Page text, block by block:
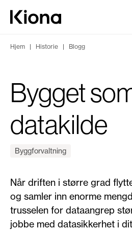
Hopp til innhold
Gå til forsiden
Hjem | Historie | Blogg
Bygget
datakilde
Byggforvaltning
Når driften i større grad
og samler inn enorme
trusselen for dataangrep
jobbe med datasikkerhet i